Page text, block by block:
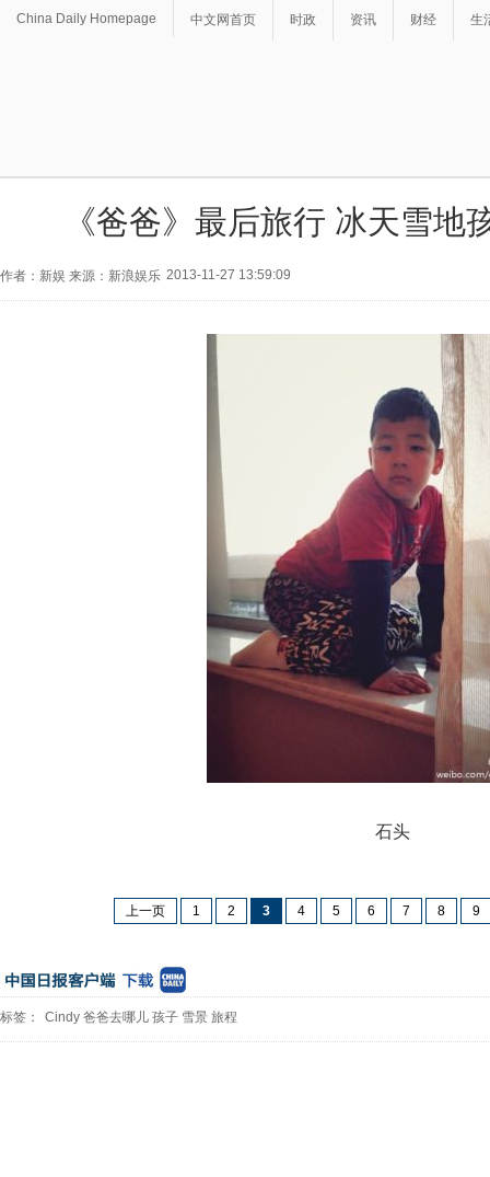
China Daily Homepage 中文网首页 时政 资讯 财经 生
《爸爸》最后旅行 冰天雪地
作者：新娱 来源：新浪娱乐 2013-11-27 13:59:09
石头
上一页 1 2 3 4 5 6 7 8 9
标签： Cindy 爸爸去哪儿 孩子 雪景 旅程